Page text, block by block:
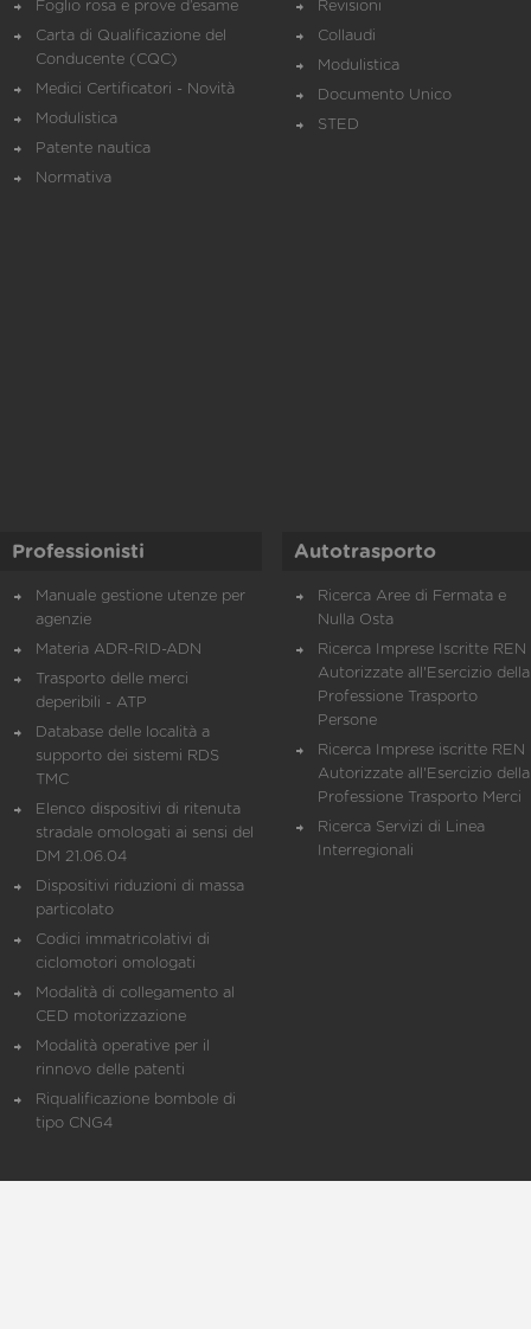
Foglio rosa e prove d’esame
Carta di Qualificazione del
Conducente (CQC)
Medici Certificatori - Novità
Modulistica
Patente nautica
Normativa
Revisioni
Collaudi
Modulistica
Documento Unico
STED
Professionisti
Manuale gestione utenze per
agenzie
Materia ADR-RID-ADN
Trasporto delle merci
deperibili - ATP
Database delle località a
supporto dei sistemi RDS
TMC
Elenco dispositivi di ritenuta
stradale omologati ai sensi del
DM 21.06.04
Dispositivi riduzioni di massa
particolato
Codici immatricolativi di
ciclomotori omologati
Modalità di collegamento al
CED motorizzazione
Modalità operative per il
rinnovo delle patenti
Riqualificazione bombole di
tipo CNG4
Autotrasporto
Ricerca Aree di Fermata e
Nulla Osta
Ricerca Imprese Iscritte REN
Autorizzate all'Esercizio della
Professione Trasporto
Persone
Ricerca Imprese iscritte REN
Autorizzate all'Esercizio della
Professione Trasporto Merci
Ricerca Servizi di Linea
Interregionali